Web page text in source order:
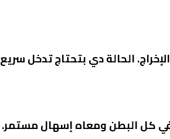
الحالة دي بتحتاج تدخل سريع
في كل البطن ومعاه إسهال مستمر.